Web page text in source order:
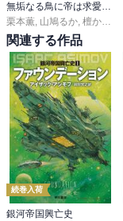
栗本薫 山鳩るか 檀からん
関連する作品
続巻入荷
銀河帝国興亡史